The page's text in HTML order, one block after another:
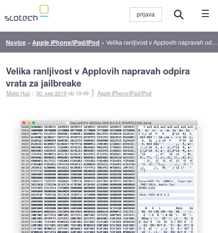
☰
Novice » Apple iPhone/iPad/iPod »Velika ranljivost v Applovih napravah odpira vrata za jailbreake
Velika ranljivost v Applovih napravah odpira
vrata za jailbreake
Matej Huš ::30. sep 2019ob 19:49 Apple iPhone/iPad/iPod